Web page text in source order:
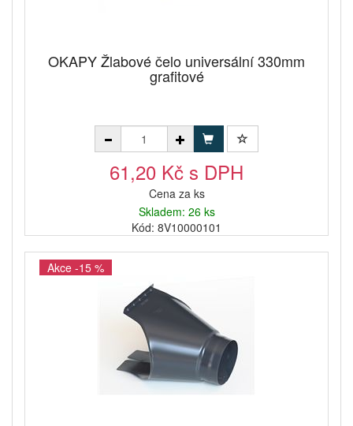
OKAPY Žlabové čelo universální 330mm
grafitové
61,20 Kč s DPH
Cena za ks
Skladem: 26 ks
Kód: 8V10000101
Akce -15 %